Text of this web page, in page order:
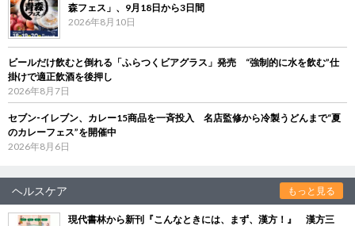
森フェス」、9月18日から3日間
2026年8月10日
ビールだけ飲むと倒れる「ふらつくビアグラス」発売 “強制的に水を飲む”仕
掛けで適正飲酒を後押し
2026年8月7日
セブン‐イレブン、カレー15商品を一斉投入 名店監修から冷製うどんまで“夏
のカレーフェス”を開催中
2026年8月6日
ヘルスケア もっと見る
現代書林から新刊『こんなときには、まず、漢方！』 漢方三